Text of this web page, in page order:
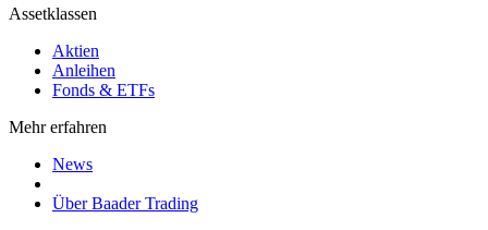
Assetklassen
Aktien
Anleihen
Fonds & ETFs
Mehr erfahren
News
Über Baader Trading